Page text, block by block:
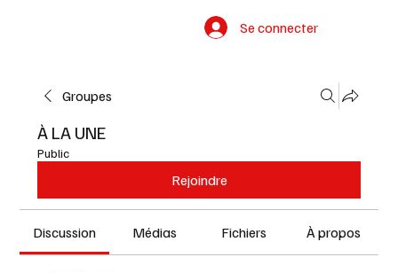
Se connecter
Groupes
À LA UNE
Public
Rejoindre
Discussion Médias Fichiers À propos